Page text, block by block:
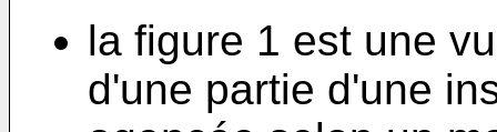
la figure 1 est une
d'une partie d'une